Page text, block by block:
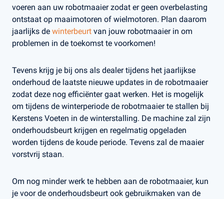
voeren aan uw robotmaaier zodat er geen overbelasting
ontstaat op maaimotoren of wielmotoren. Plan daarom
jaarlijks de winterbeurt van jouw robotmaaier in om
problemen in de toekomst te voorkomen!
Tevens krijg je bij ons als dealer tijdens het jaarlijkse
onderhoud de laatste nieuwe updates in de robotmaaier
zodat deze nog efficiënter gaat werken. Het is mogelijk
om tijdens de winterperiode de robotmaaier te stallen bij
Kerstens Voeten in de winterstalling. De machine zal zijn
onderhoudsbeurt krijgen en regelmatig opgeladen
worden tijdens de koude periode. Tevens zal de maaier
vorstvrij staan.
Om nog minder werk te hebben aan de robotmaaier, kun
je voor de onderhoudsbeurt ook gebruikmaken van de